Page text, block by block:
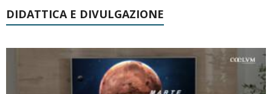
DIDATTICA E DIVULGAZIONE